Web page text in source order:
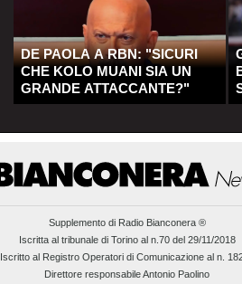
DE PAOLA A RBN: "SICURI
CHE KOLO MUANI SIA UN
GRANDE ATTACCANTE?"
Supplemento di Radio Bianconera ®
Iscritta al tribunale di Torino al n.70 del 29/11/2018
Iscritto al Registro Operatori di Comunicazione al n.
Direttore responsabile Antonio Paolino